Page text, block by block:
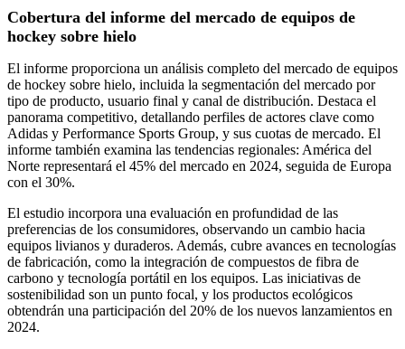
Cobertura del informe del mercado de equipos de
hockey sobre hielo
El informe proporciona un análisis completo del mercado de equipos
de hockey sobre hielo, incluida la segmentación del mercado por
tipo de producto, usuario final y canal de distribución. Destaca el
panorama competitivo, detallando perfiles de actores clave como
Adidas y Performance Sports Group, y sus cuotas de mercado. El
informe también examina las tendencias regionales: América del
Norte representará el 45% del mercado en 2024, seguida de Europa
con el 30%.
El estudio incorpora una evaluación en profundidad de las
preferencias de los consumidores, observando un cambio hacia
equipos livianos y duraderos. Además, cubre avances en tecnologías
de fabricación, como la integración de compuestos de fibra de
carbono y tecnología portátil en los equipos. Las iniciativas de
sostenibilidad son un punto focal, y los productos ecológicos
obtendrán una participación del 20% de los nuevos lanzamientos en
2024.